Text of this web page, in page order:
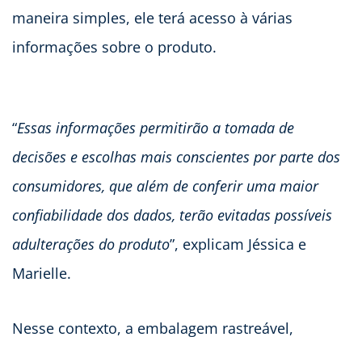
maneira simples, ele terá acesso à várias
informações sobre o produto.
“Essas informações permitirão a tomada de
decisões e escolhas mais conscientes por parte dos
consumidores, que além de conferir uma maior
confiabilidade dos dados, terão evitadas possíveis
adulterações do produto”, explicam Jéssica e
Marielle.
Nesse contexto, a embalagem rastreável,